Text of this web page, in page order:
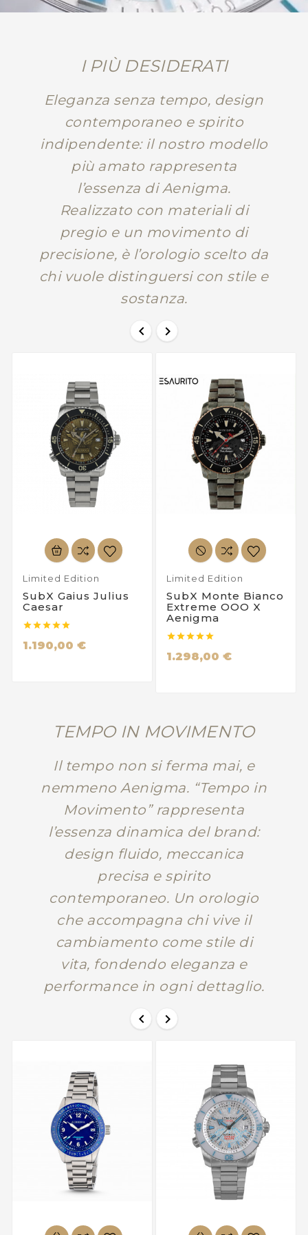
I PIÙ DESIDERATI
Eleganza senza tempo, design
contemporaneo e spirito
indipendente: il nostro modello
più amato rappresenta
l’essenza di Aenigma.
Realizzato con materiali di
pregio e un movimento di
precisione, è l’orologio scelto da
chi vuole distinguersi con stile e
sostanza.


Limited Edition
SubX Gaius Julius
Caesar

1.190,00 €
Limited Edition
SubX Monte Bianco
Extreme OOO X
Aenigma

1.298,00 €
TEMPO IN MOVIMENTO
Il tempo non si ferma mai, e
nemmeno Aenigma. “Tempo in
Movimento” rappresenta
l’essenza dinamica del brand:
design fluido, meccanica
precisa e spirito
contemporaneo. Un orologio
che accompagna chi vive il
cambiamento come stile di
vita, fondendo eleganza e
performance in ogni dettaglio.

